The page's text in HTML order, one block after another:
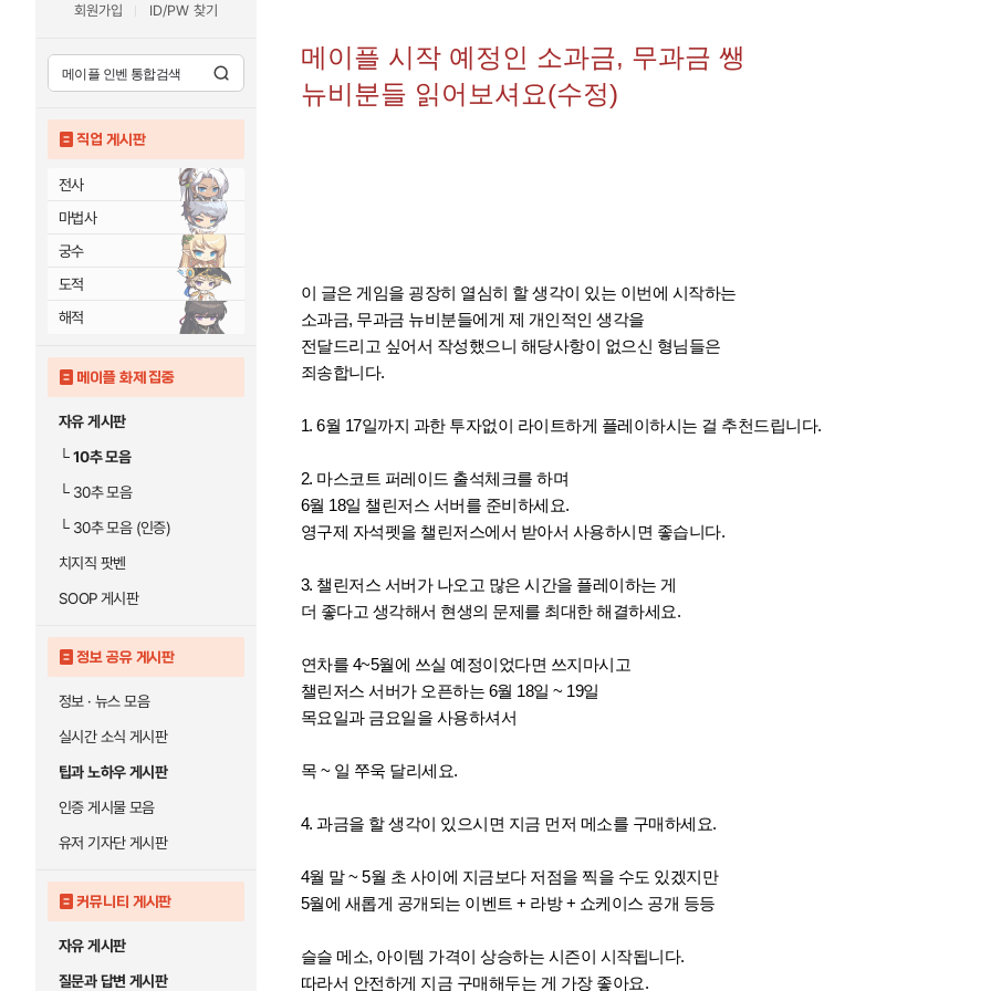
회원가입 ID/PW 찾기
직업 게시판
전사
마법사
궁수
도적
해적
메이플 화제 집중
자유 게시판
└10추 모음
└30추 모음
└30추 모음 (인증)
치지직 팟벤
SOOP 게시판
정보 공유 게시판
정보 · 뉴스 모음
실시간 소식 게시판
팁과 노하우 게시판
인증 게시물 모음
유저 기자단 게시판
커뮤니티 게시판
자유 게시판
질문과 답변 게시판
메이플 시작 예정인 소과금, 무과금 쌩
뉴비분들 읽어보셔요(수정)
이 글은 게임을 굉장히 열심히 할 생각이 있는 이번에 시작하는
소과금, 무과금 뉴비분들에게 제 개인적인 생각을
전달드리고 싶어서 작성했으니 해당사항이 없으신 형님들은
죄송합니다.
1. 6월 17일까지 과한 투자없이 라이트하게 플레이하시는 걸 추천드립니다.
2. 마스코트 퍼레이드 출석체크를 하며
6월 18일 챌린저스 서버를 준비하세요.
영구제 자석펫을 챌린저스에서 받아서 사용하시면 좋습니다.
3. 챌린저스 서버가 나오고 많은 시간을 플레이하는 게
더 좋다고 생각해서 현생의 문제를 최대한 해결하세요.
연차를 4~5월에 쓰실 예정이었다면 쓰지마시고
챌린저스 서버가 오픈하는 6월 18일 ~ 19일
목요일과 금요일을 사용하셔서
목 ~ 일 쭈욱 달리세요.
4. 과금을 할 생각이 있으시면 지금 먼저 메소를 구매하세요.
4월 말 ~ 5월 초 사이에 지금보다 저점을 찍을 수도 있겠지만
5월에 새롭게 공개되는 이벤트 + 라방 + 쇼케이스 공개 등등
슬슬 메소, 아이템 가격이 상승하는 시즌이 시작됩니다.
따라서 안전하게 지금 구매해두는 게 가장 좋아요.